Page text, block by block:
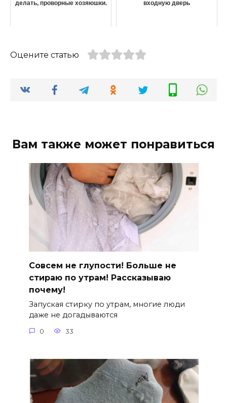
делать, проворные хозяюшки. входную дверь
Оцените статью
Вам также может понравиться
Совсем не глупости! Больше не
стираю по утрам! Рассказываю
почему!
Запуская стирку по утрам, многие люди
даже не догадываются
0 33